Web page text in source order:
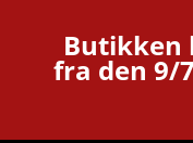
Butikken
fra den 9/